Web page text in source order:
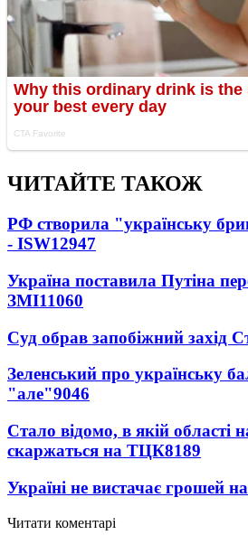
ЧИТАЙТЕ ТАКОЖ
РФ створила "українську
- ISW12947
Україна поставила Путіна
ЗМІ11060
Суд обрав запобіжний захід
Зеленський про українську
"але"9046
Стало відомо, в якій області
скаржаться на ТЦК8189
Україні не вистачає грошей
Читати коментарі